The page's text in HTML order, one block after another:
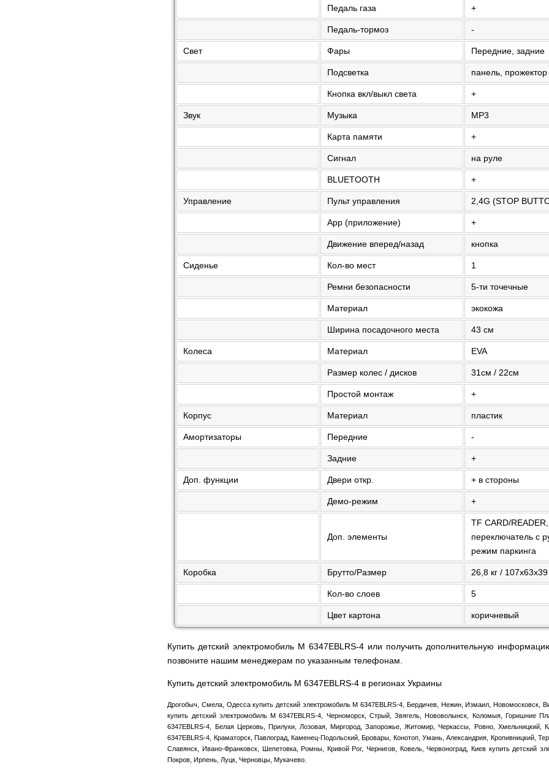
Педаль газа +
Педаль-тормоз -
Свет Фары Передние, задние
Подсветка панель, прожектор
Кнопка вкл/выкл света +
Звук Музыка MP3
Карта памяти +
Сигнал на руле
BLUETOOTH +
Управление Пульт управления 2,4G (STOP
App (приложение) +
Движение вперед/назад кнопка
Сиденье Кол-во мест 1
Ремни безопасности 5-ти точечные
Материал экокожа
Ширина посадочного места 43 см
Колеса Материал EVA
Размер колес / дисков 31см / 22см
Простой монтаж +
Корпус Материал пластик
Амортизаторы Передние -
Задние +
Доп. функции Двери откр. + в стороны
Демо-режим +
Доп. элементы
TF CARD/
переключатель с
режим паркинга
Коробка Брутто/Размер 26,8 кг /
Кол-во слоев 5
Цвет картона коричневый
Купить детский электромобиль M 6347EBLRS-4 или получить дополнительную
позвоните нашим менеджерам по указанным телефонам.
Купить детский электромобиль M 6347EBLRS-4 в регионах Украины
Дрогобыч, Смела, Одесса купить детский электромобиль M 6347EBLRS-4, Бердичев, Нежин, Измаил,
купить детский электромобиль M 6347EBLRS-4, Черноморск, Стрый, Звягель, Нововолынск, Коломыя, Горишние
6347EBLRS-4, Белая Церковь, Прилуки, Лозовая, Миргород, Запорожье, Житомир, Черкассы, Ровно, Хмельницкий,
6347EBLRS-4, Краматорск, Павлоград, Каменец-Подольский, Бровары, Конотоп, Умань, Александрия, Кропивницкий,
Славянск, Ивано-Франковск, Шепетовка, Ромны, Кривой Рог, Чернигов, Ковель, Червоноград, Киев купить детский
Покров, Ирпень, Луцк, Черновцы, Мукачево.